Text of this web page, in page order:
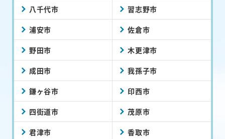
八千代市 習志野市
浦安市 佐倉市
野田市 木更津市
成田市 我孫子市
鎌ヶ谷市 印西市
四街道市 茂原市
君津市 香取市